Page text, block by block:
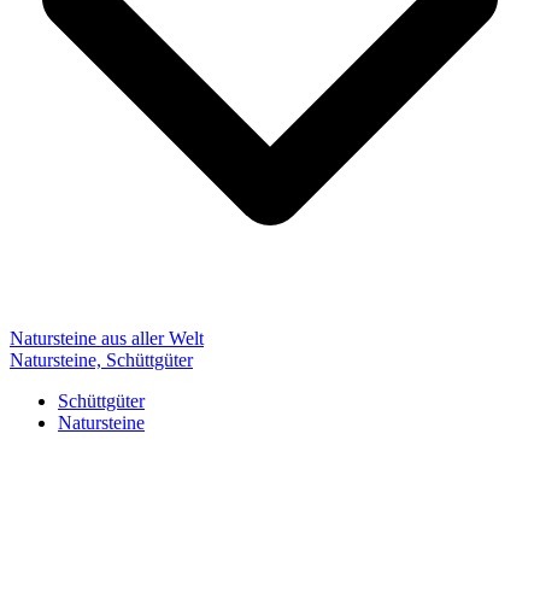
Natursteine aus aller Welt
Natursteine, Schüttgüter
Schüttgüter
Natursteine